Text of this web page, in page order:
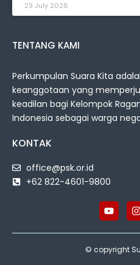
29 July 2026
TENTANG KAMI
Perkumpulan Suara Kita
keanggotaan yang
keadilan bagi Kelompok
Indonesia sebagai warga
KONTAK
office@psk.or.id
+62 822-4601-9800
© copyright